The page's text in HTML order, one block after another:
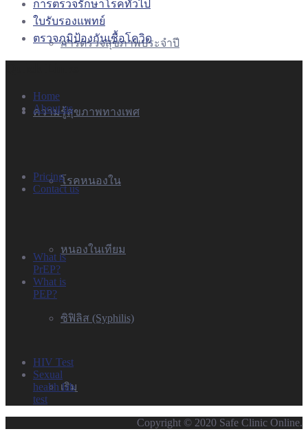
การตรวจสุขภาพประจำปี
ความรู้สุขภาพทางเพศ
โรคหนองใน
หนองในเทียม
ซิฟิลิส (Syphilis)
เริม
การตรวจรักษาโรคทั่วไป
ใบรับรองแพทย์
ตรวจภูมิป้องกันเชื้อโควิด
Home
About us
Pricing
Contact us
What is
PrEP?
What is
PEP?
HIV Test
Sexual
health lab
test
Copyright © 2020 Safe Clinic Online.